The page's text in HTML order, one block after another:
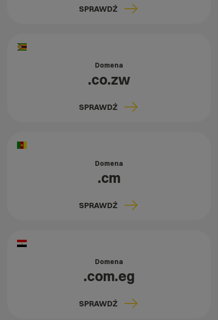
SPRAWDŹ
Domena
.co.zw
SPRAWDŹ
Domena
.cm
SPRAWDŹ
Domena
.com.eg
SPRAWDŹ